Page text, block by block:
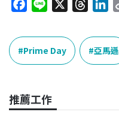
c
e
b
o
k
n
e
r
e
a
n
k
e
n
Prime Day 亞馬遜
推薦工作